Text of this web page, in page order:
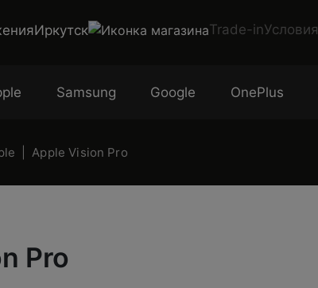
Иркутск Trade-inУсловия
Samsung Google OnePlus
Apple Vision Pro
Pro